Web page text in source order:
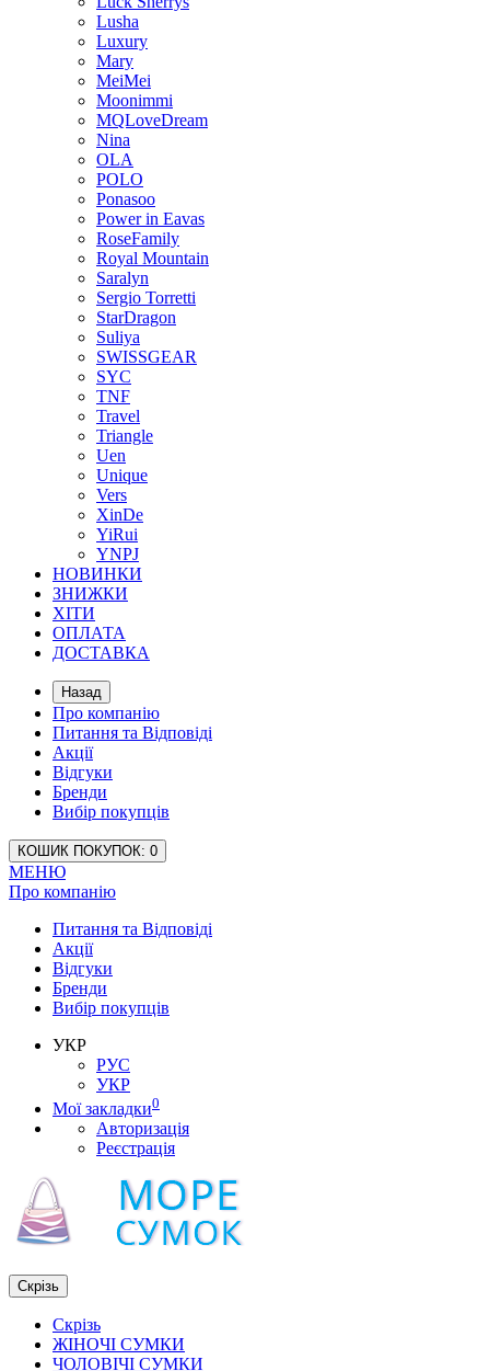
Lusha
Luxury
Mary
MeiMei
Moonimmi
MQLoveDream
Nina
OLA
POLO
Ponasoo
Power in Eavas
RoseFamily
Royal Mountain
Saralyn
Sergio Torretti
StarDragon
Suliya
SWISSGEAR
SYC
TNF
Travel
Triangle
Uen
Unique
Vers
XinDe
YiRui
YNPJ
НОВИНКИ
ЗНИЖКИ
ХІТИ
ОПЛАТА
ДОСТАВКА
Назад
Про компанію
Питання та Відповіді
Акції
Відгуки
Бренди
Вибір покупців
КОШИК ПОКУПОК: 0
МЕНЮ
Про компанію
Питання та Відповіді
Акції
Відгуки
Бренди
Вибір покупців
УКР
РУС
УКР
Мої закладки0
Авторизація
Реєстрація
Скрізь
Скрізь
ЖІНОЧІ СУМКИ
ЧОЛОВІЧІ СУМКИ